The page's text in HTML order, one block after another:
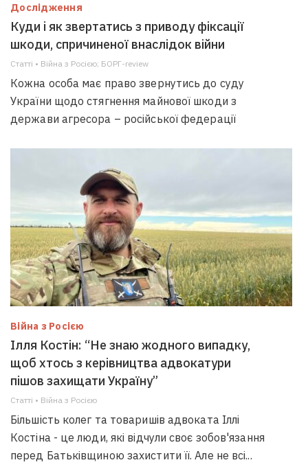
Дослідження
Куди і як звертатись з приводу фіксації
шкоди, спричиненої внаслідок війни
Статті • Війна з Росією; БОРГ-review
Кожна особа має право звернутись до суду
України щодо стягнення майнової шкоди з
держави агресора – російської федерації
Війна з Росією
Ілля Костін: “Не знаю жодного випадку,
щоб хтось з керівництва адвокатури
пішов захищати Україну”
Статті • Війна з Росією
Більшість колег та товаришів адвоката Іллі
Костіна - це люди, які відчули своє зобов'язання
перед Батьківщиною захистити її. Але не всі...